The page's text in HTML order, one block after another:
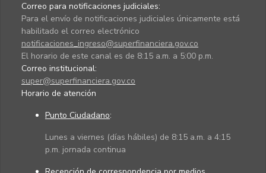
Correo para notificaciones judiciales:
Para el envío de notificaciones judiciales únicamente está
habilitado el correo electrónico
notificaciones_ingreso@superfinanciera.gov.co
El horario de este canal es de 8:15 a.m. a 5:00 p.m.
Correo institucional:
super@superfinanciera.gov.co
Horario de atención
Punto Ciudadano:
Lunes a viernes (días hábiles) de 8:15 a.m. a 4:15
p.m. jornada continua